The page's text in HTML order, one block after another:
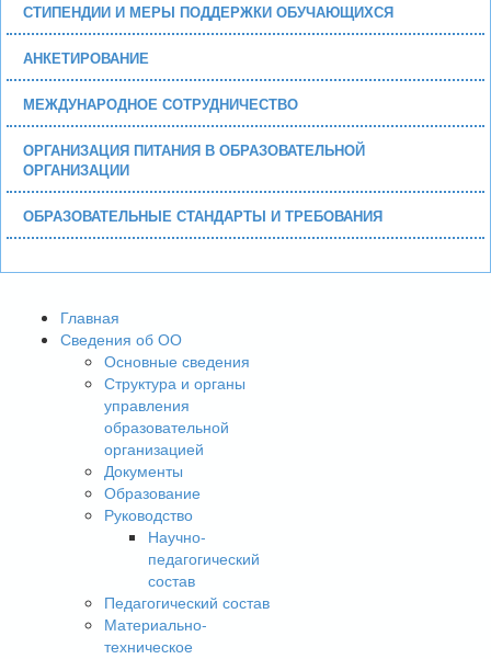
СТИПЕНДИИ И МЕРЫ ПОДДЕРЖКИ ОБУЧАЮЩИХСЯ
АНКЕТИРОВАНИЕ
МЕЖДУНАРОДНОЕ СОТРУДНИЧЕСТВО
ОРГАНИЗАЦИЯ ПИТАНИЯ В ОБРАЗОВАТЕЛЬНОЙ
ОРГАНИЗАЦИИ
ОБРАЗОВАТЕЛЬНЫЕ СТАНДАРТЫ И ТРЕБОВАНИЯ
Главная
Сведения об ОО
Основные сведения
Структура и органы
управления
образовательной
организацией
Документы
Образование
Руководство
Научно-
педагогический
состав
Педагогический состав
Материально-
техническое